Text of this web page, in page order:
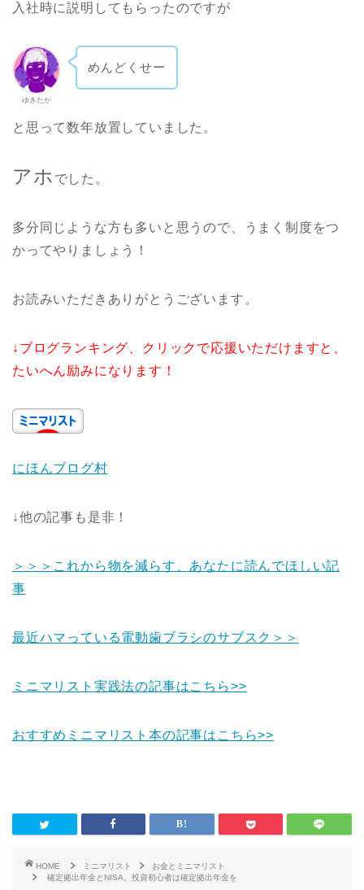
入社時に説明してもらったのですが
ゆきたか
めんどくせー
と思って数年放置していました。
アホ でした。
多分同じような方も多いと思うので、うまく制度をつ
かってやりましょう！
お読みいただきありがとうございます。
↓ブログランキング、クリックで応援いただけますと、
たいへん励みになります！
にほんブログ村
↓他の記事も是非！
＞＞＞これから物を減らす、あなたに読んでほしい記
事
最近ハマっている電動歯ブラシのサブスク＞＞
ミニマリスト実践法の記事はこちら>>
おすすめミニマリスト本の記事はこちら>>
HOME ミニマリスト
お金とミニマリスト
確定拠出年金とNISA。投資初心者は確定拠出年金を